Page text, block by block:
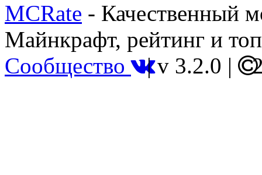
MCRate - Качественный
Майнкрафт, рейтинг и
Сообщество |v 3.2.0 |